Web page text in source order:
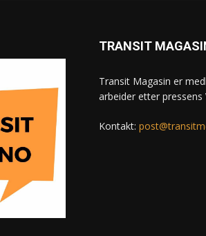
TRANSIT
Transit Magasin er
arbeider etter
Kontakt: